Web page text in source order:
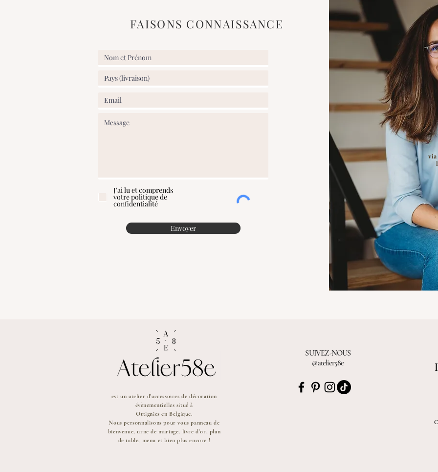
Toutes les images, textes et le contenu de notre boutique sont la propriété exclusive
partielle ou totale. Tout litige relève de la compétence exclusive des tribunaux de
Nivelles (Belgique).
J'ai lu et comprends
votre politique de
confidentialité
Envoyer
FAISONS CONNAISSANCE
est un atelier d'accessoires de décoration
évènementielles situé à
Ottignies en Belgique.
Nous personnalisons pour vous panneau de
bienvenue, urne de mariage, livre d'or, plan
de table, menu et bien plus encore !
SUIVEZ-NOUS
@atelier58e